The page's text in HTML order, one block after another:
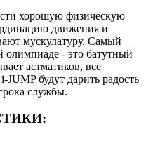
хорошую физическую
движения и
мускулатуру. Самый
олимпиаде - это батутный
астматиков, все
будут дарить радость
службы.